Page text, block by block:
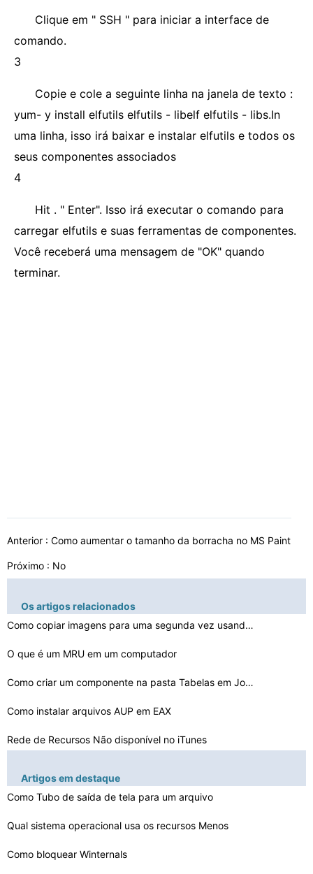
Clique em " SSH " para iniciar a interface de
comando.
3
Copie e cole a seguinte linha na janela de texto :
yum- y install elfutils elfutils - libelf elfutils - libs.In
uma linha, isso irá baixar e instalar elfutils e todos os
seus componentes associados
4
Hit . " Enter". Isso irá executar o comando para
carregar elfutils e suas ferramentas de componentes.
Você receberá uma mensagem de "OK" quando
terminar.
Anterior : Como aumentar o tamanho da borracha no MS Paint
Próximo : No
Os artigos relacionados
Como copiar imagens para uma segunda vez usando o Windo…
O que é um MRU em um computador
Como criar um componente na pasta Tabelas em Joomla 1.5…
Como instalar arquivos AUP em EAX
Rede de Recursos Não disponível no iTunes
Como converter binário Mux to One Hot
Como usar os FlepStudio Eventos Scroller
Artigos em destaque
Como Tubo de saída de tela para um arquivo
Qual sistema operacional usa os recursos Menos
Como bloquear Winternals